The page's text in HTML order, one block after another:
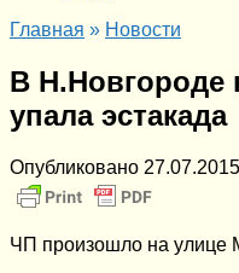
Главная » Новости
В Н.Новгороде
упала эстакада
Опубликовано 27.07.2015
ЧП произошло на улице